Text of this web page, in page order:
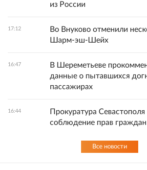
из России
17:12
Во Внуково отменили
Шарм-эш-Шейх
16:47
В Шереметьеве
данные о пытавшихся
пассажирах
16:44
Прокуратура
соблюдение прав
Все новости